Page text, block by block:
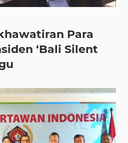
Para
‘Bali Silent